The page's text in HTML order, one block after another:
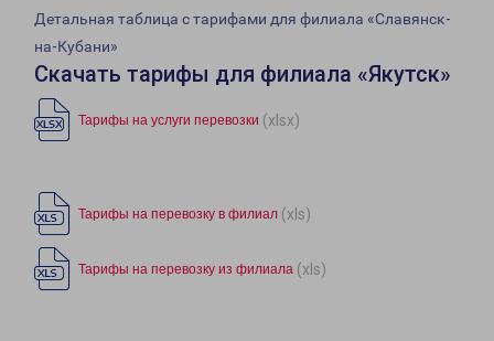
Детальная таблица с тарифами для филиала «Славянск-
на-Кубани»
Скачать тарифы для филиала «Якутск»
Тарифы на услуги перевозки (xlsx)
Тарифы на перевозку в филиал (xls)
Тарифы на перевозку из филиала (xls)